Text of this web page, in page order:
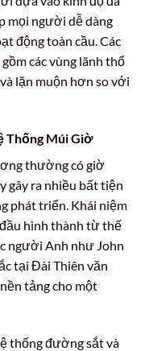
mọi người dễ dàng
động toàn cầu. Các
các vùng lãnh thổ
lặn muộn hơn so với
Thống Múi Giờ
thường có giờ
gây ra nhiều bất tiện
phát triển. Khái niệm
hình thành từ thế
người Anh như John
tại Đài Thiên văn
tảng cho một
thống đường sắt và